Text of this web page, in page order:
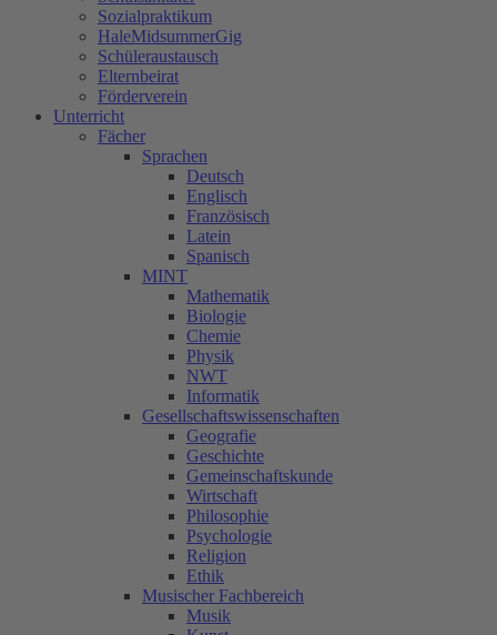
Sozialpraktikum
HaleMidsummerGig
Schüleraustausch
Elternbeirat
Förderverein
Unterricht
Fächer
Sprachen
Deutsch
Englisch
Französisch
Latein
Spanisch
MINT
Mathematik
Biologie
Chemie
Physik
NWT
Informatik
Gesellschaftswissenschaften
Geografie
Geschichte
Gemeinschaftskunde
Wirtschaft
Philosophie
Psychologie
Religion
Ethik
Musischer Fachbereich
Musik